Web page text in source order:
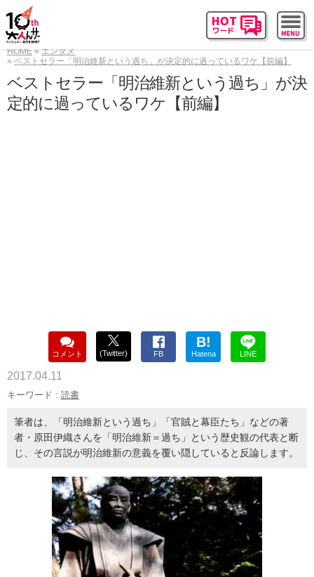
HOME
エンタメ
ベストセラー「明治維新という過ち」が決定的に過っているワケ【前編】
ベストセラー「明治維新という過ち」が決
定的に過っているワケ【前編】
コメント (Twitter) FB
B!
Hatena LINE
2017.04.11
キーワード : 読書
筆者は、「明治維新という過ち」「官賊と幕臣たち」などの著
者・原田伊織さんを「明治維新＝過ち」という歴史観の代表と断
じ、その言説が明治維新の意義を覆い隠していると反論します。